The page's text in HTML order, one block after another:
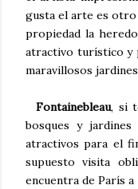
gusta el arte es otro
propiedad la
atractivo turístico y
maravillosos
Fontainebleau, si
bosques y
atractivos para el
supuesto visita
encuentra de París a